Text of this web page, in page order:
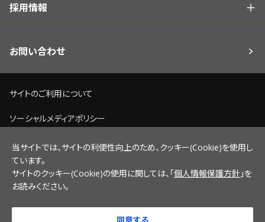
採用情報
お問い合わせ
サイトのご利用について
ソーシャルメディアポリシー
個人情報保護方針
脆弱性情報開示ポリシー
サイトマップ
当サイトでは、サイトの利便性向上のため、クッキー(Cookie)を使用し
ています。
サイトのクッキー(Cookie)の使用に関しては、「個人情報保護方針 」を
お読みください。